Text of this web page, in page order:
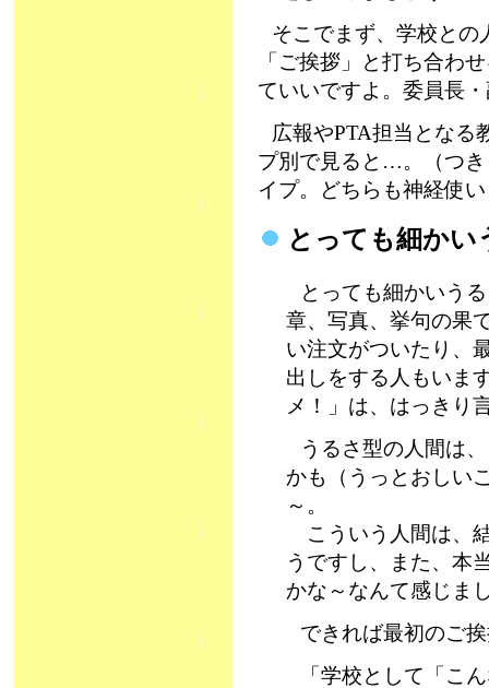
そこでまず、学校との
「ご挨拶」と打ち合わ
ていいですよ。委員長
広報やPTA担当となる
プ別で見ると…。（つ
イプ。どちらも神経使
とっても細かい
とっても細かいう
章、写真、挙句の果
い注文がついたり、
出しをする人もいま
メ！」は、はっきり
うるさ型の人間は
かも（うっとおしい
～。
こういう人間は、
うですし、また、本
かな～なんて感じま
できれば最初のご
「学校として「こ